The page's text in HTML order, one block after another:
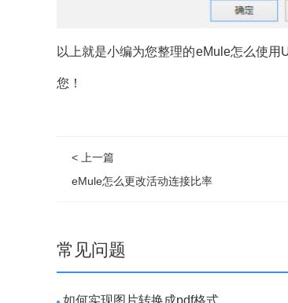
以上就是小编为您整理的eMule怎么使
您！
< 上一篇
eMule怎么更改活动连接比率
常见问题
如何实现图片转换成pdf格式